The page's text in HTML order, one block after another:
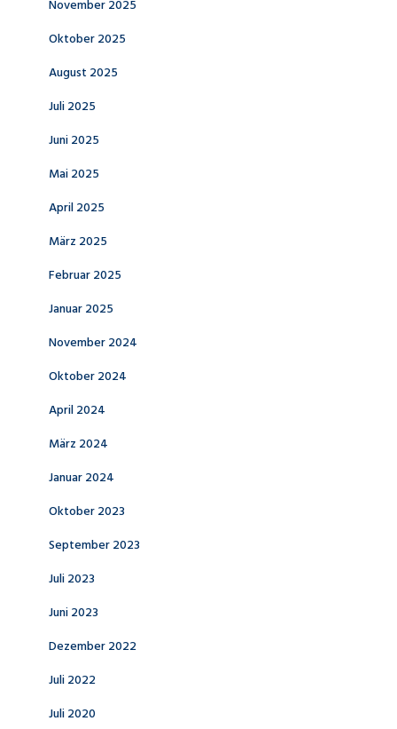
November 2025
Oktober 2025
August 2025
Juli 2025
Juni 2025
Mai 2025
April 2025
März 2025
Februar 2025
Januar 2025
November 2024
Oktober 2024
April 2024
März 2024
Januar 2024
Oktober 2023
September 2023
Juli 2023
Juni 2023
Dezember 2022
Juli 2022
Juli 2020